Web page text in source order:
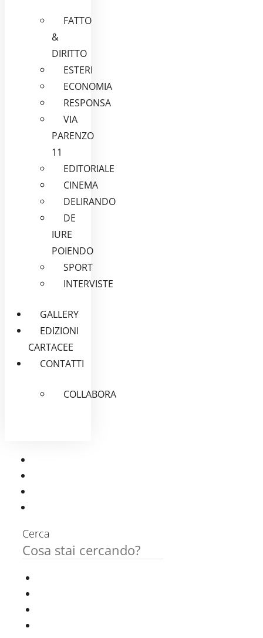
FATTO
&
DIRITTO
ESTERI
ECONOMIA
RESPONSA
VIA
PARENZO
11
EDITORIALE
CINEMA
DELIRANDO
DE
IURE
POIENDO
SPORT
INTERVISTE
GALLERY
EDIZIONI
CARTACEE
CONTATTI
COLLABORA
Cerca